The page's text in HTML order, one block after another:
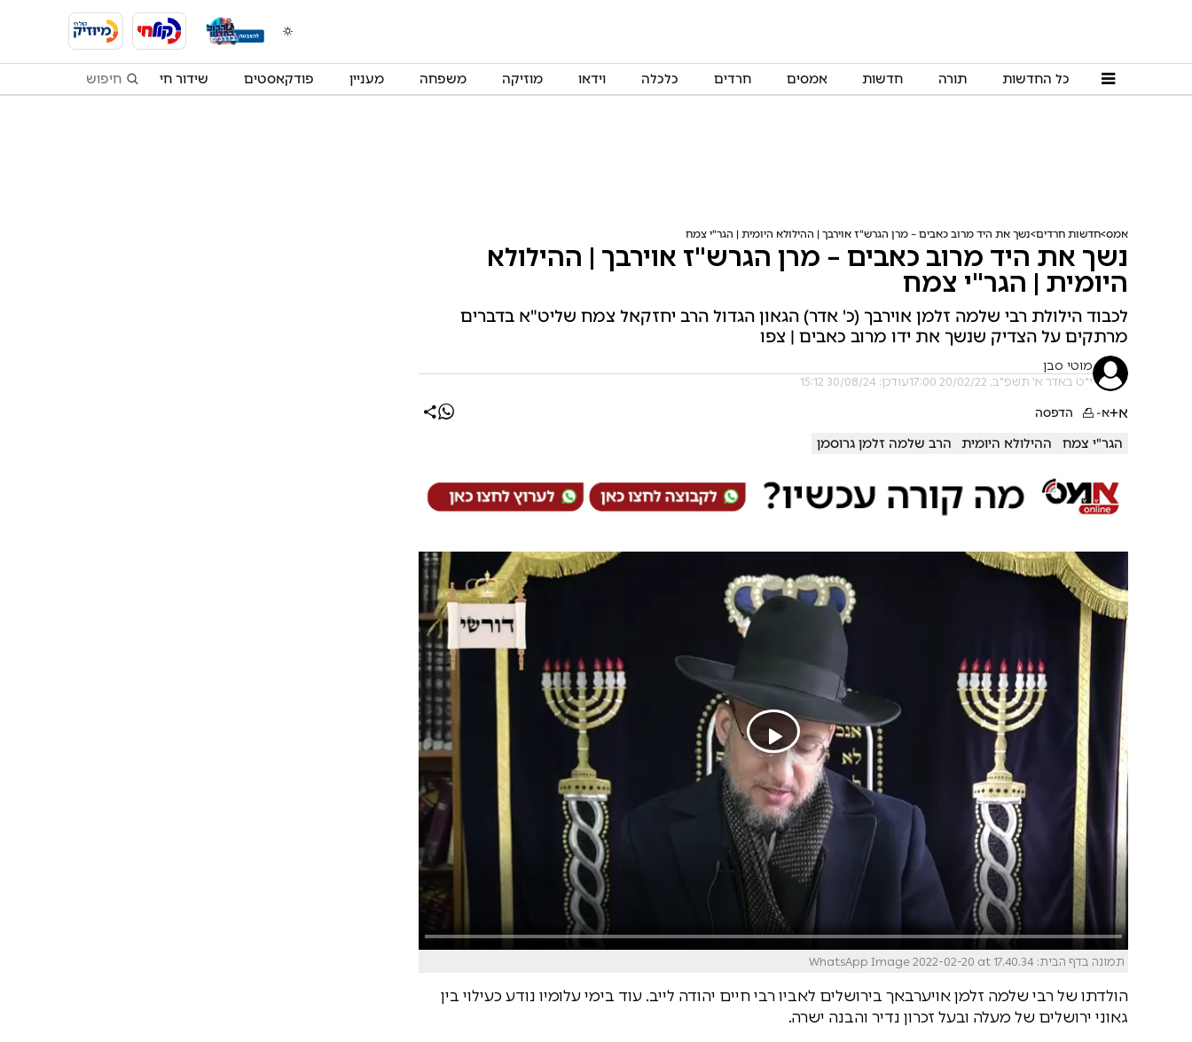
כל החדשות תורה חדשות אמסים חרדים כלכלה וידאו מוזיקה משפחה מעניין פודקאסטים שידור חי
אמס חדשות חרדים נשך את היד מרוב כאבים – מרן הגרש"ז אוירבך | ההילולא היומית | הגר"י צמח
נשך את היד מרוב כאבים – מרן הגרש"ז אוירבך | ההילולא
היומית | הגר"י צמח
לכבוד הילולת רבי שלמה זלמן אוירבך (כ' אדר) הגאון הגדול הרב יחזקאל צמח שליט"א בדברים
מרתקים על הצדיק שנשך את ידו מרוב כאבים | צפו
מוטי סבן
י"ט באדר א׳ תשפ"ב, 20/02/22 17:00 עודכן: 30/08/24 15:12
א+א- הדפסה
הגר"י צמח ההילולא היומית הרב שלמה זלמן גרוסמן
תמונה בדף הבית: WhatsApp Image 2022-02-20 at 17.40.34
הולדתו של רבי שלמה זלמן אויערבאך בירושלים לאביו רבי חיים יהודה לייב. עוד בימי עלומיו נודע כעילוי בין
גאוני ירושלים של מעלה ובעל זכרון נדיר והבנה ישרה.